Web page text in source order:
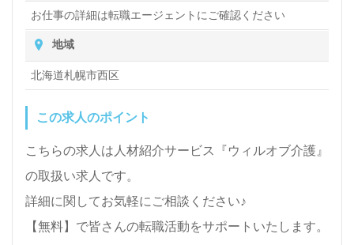
お仕事の詳細は転職エージェントにご確認ください
地域
北海道札幌市西区
この求人のポイント
こちらの求人は人材紹介サービス『ウィルオブ介護』
の取扱い求人です。
詳細に関してお気軽にご相談ください♪
【無料】で皆さんの転職活動をサポートいたします。